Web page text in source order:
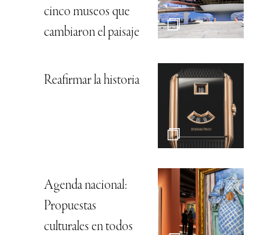
cinco museos que
cambiaron el paisaje
Reafirmar la historia
Agenda nacional:
Propuestas
culturales en todos